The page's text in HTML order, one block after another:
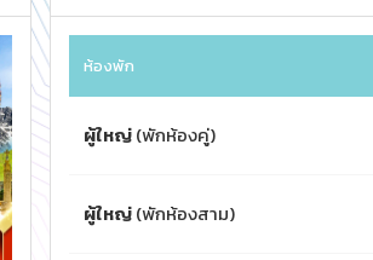
ห้องพัก
ผู้ใหญ่(พักห้องคู่)
ผู้ใหญ่(พักห้องสาม)